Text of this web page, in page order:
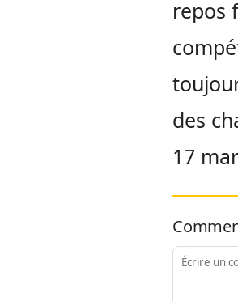
repos
des
17